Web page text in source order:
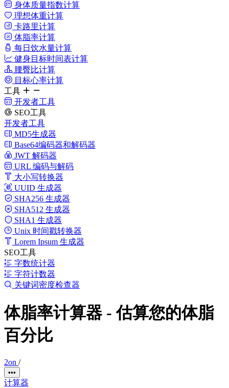
身体质量指数计算
理想体重计算
卡路里计算
体脂率计算
每日饮水量计算
健身目标时间表计算
腰臀比计算
目标心率计算
工具
开发者工具
SEO工具
开发者工具
MD5生成器
Base64编码器和解码器
JWT 解码器
URL 编码与解码
大小写转换器
UUID 生成器
SHA256 生成器
SHA512 生成器
SHA1 生成器
Unix 时间戳转换器
Lorem Ipsum 生成器
SEO工具
字数统计器
字符计数器
关键词密度检查器
体脂率计算器 - 估算您的体脂
百分比
2on /
•••
计算器